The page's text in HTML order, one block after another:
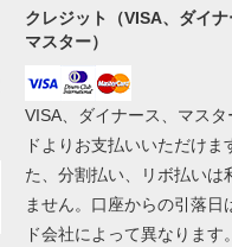
クレジット（VISA、ダイナ
マスター）
VISA、ダイナース、マスタ
ドよりお支払いいただけま
た、分割払い、リボ払いは
ません。口座からの引落日
ド会社によって異なります